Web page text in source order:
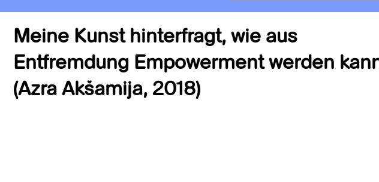
Meine Kunst hinterfragt, wie aus
Entfremdung Empowerment werden
(Azra Akšamija, 2018)